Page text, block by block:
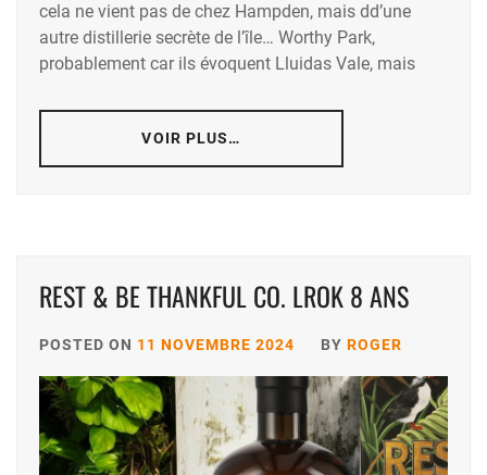
cela ne vient pas de chez Hampden, mais dd’une
autre distillerie secrète de l’île… Worthy Park,
probablement car ils évoquent Lluidas Vale, mais
VOIR PLUS…
REST & BE THANKFUL CO. LROK 8 ANS
POSTED ON 11 NOVEMBRE 2024 BY ROGER